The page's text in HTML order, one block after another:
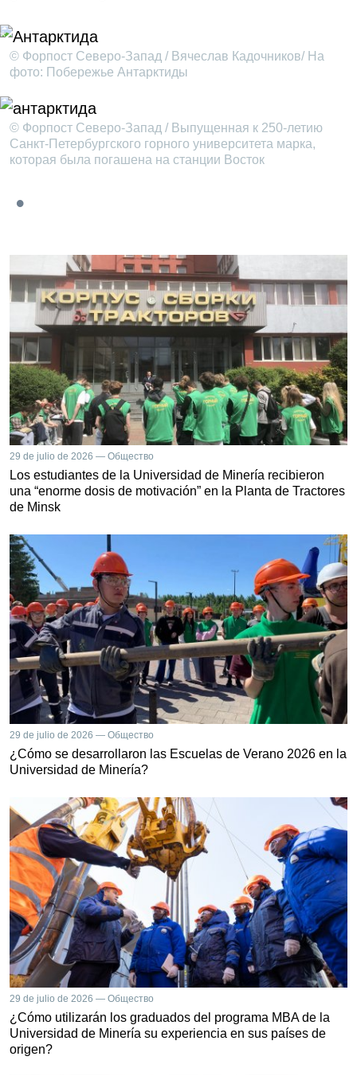
© Форпост Северо-Запад / Вячеслав Кадочников/ На
фото: Побережье Антарктиды
© Форпост Северо-Запад / Выпущенная к 250-летию
Санкт-Петербургского горного университета марка,
которая была погашена на станции Восток
29 de julio de 2026 — Общество
Los estudiantes de la Universidad de Minería recibieron
una “enorme dosis de motivación” en la Planta de Tractores
de Minsk
29 de julio de 2026 — Общество
¿Cómo se desarrollaron las Escuelas de Verano 2026 en la
Universidad de Minería?
29 de julio de 2026 — Общество
¿Cómo utilizarán los graduados del programa MBA de la
Universidad de Minería su experiencia en sus países de
origen?